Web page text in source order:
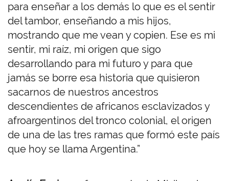
para enseñar a los demás lo que es el sentir
del tambor, enseñando a mis hijos,
mostrando que me vean y copien. Ese es mi
sentir, mi raíz, mi origen que sigo
desarrollando para mi futuro y para que
jamás se borre esa historia que quisieron
sacarnos de nuestros ancestros
descendientes de africanos esclavizados y
afroargentinos del tronco colonial, el origen
de una de las tres ramas que formó este país
que hoy se llama Argentina.”